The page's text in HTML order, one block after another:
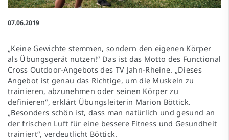
07.06.2019
„Keine Gewichte stemmen, sondern den eigenen Körper
als Übungsgerät nutzen!“ Das ist das Motto des Functional
Cross Outdoor-Angebots des TV Jahn-Rheine. „Dieses
Angebot ist genau das Richtige, um die Muskeln zu
trainieren, abzunehmen oder seinen Körper zu
definieren“, erklärt Übungsleiterin Marion Böttick.
„Besonders schön ist, dass man natürlich und gesund an
der frischen Luft für eine bessere Fitness und Gesundheit
trainiert“, verdeutlicht Böttick.